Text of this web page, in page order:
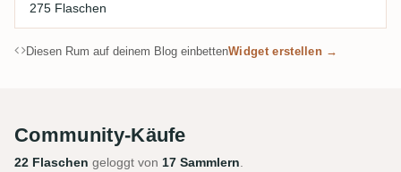
275 Flaschen
Diesen Rum auf deinem Blog einbettenWidget erstellen →
Community-Käufe
22 Flaschen geloggt von 17 Sammlern.